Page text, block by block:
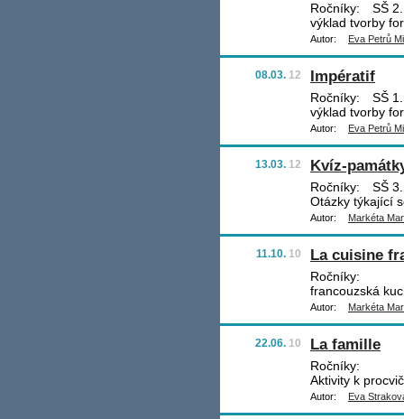
Ročníky:
SŠ
výklad tvorby
Autor: Eva Petrů
08.03. 12 Impératif
Ročníky:
SŠ
výklad tvorby
Autor: Eva Petrů
13.03. 12 Kvíz-
Ročníky:
SŠ
Otázky týkající
Autor: Markéta
11.10. 10 La cuisine
Ročníky:
francouzská
Autor: Markéta
22.06. 10 La famille
Ročníky:
Aktivity k
Autor: Eva